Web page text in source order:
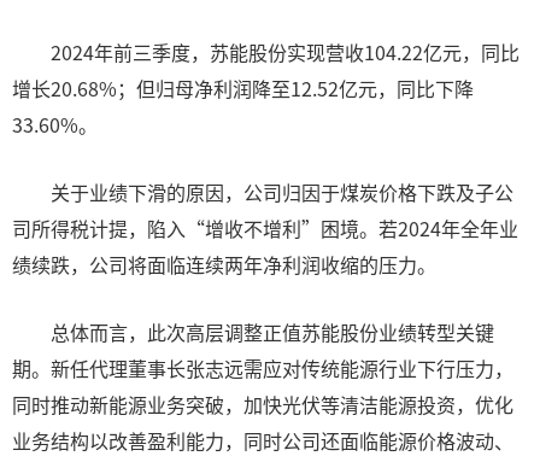
2024年前三季度，苏能股份实现营收104.22亿元，同比
增长20.68%；但归母净利润降至12.52亿元，同比下降
33.60%。
关于业绩下滑的原因，公司归因于煤炭价格下跌及子公
司所得税计提，陷入“增收不增利”困境。若2024年全年业
绩续跌，公司将面临连续两年净利润收缩的压力。
总体而言，此次高层调整正值苏能股份业绩转型关键
期。新任代理董事长张志远需应对传统能源行业下行压力，
同时推动新能源业务突破，加快光伏等清洁能源投资，优化
业务结构以改善盈利能力，同时公司还面临能源价格波动、